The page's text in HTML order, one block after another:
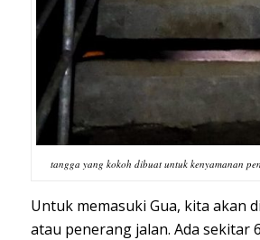
tangga yang kokoh dibuat untuk kenyamanan
Untuk memasuki Gua, kita akan
atau penerang jalan. Ada sekitar